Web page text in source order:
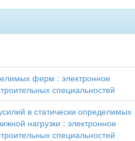
ферм : электронное
специальностей
в статически определимых
нагрузки : электронное
специальностей